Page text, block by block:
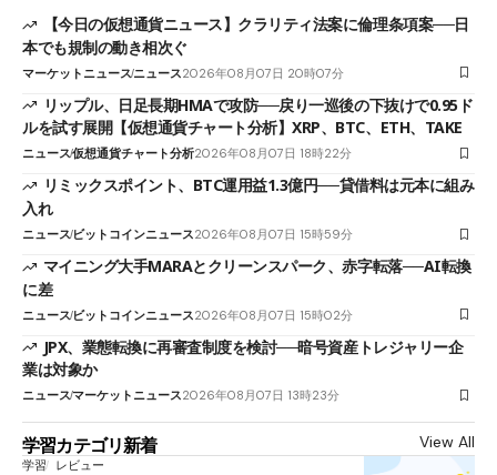
【今日の仮想通貨ニュース】クラリティ法案に倫理条項案──日
本でも規制の動き相次ぐ
マーケットニュースニュース2026年08月07日 20時07分
リップル、日足長期HMAで攻防──戻り一巡後の下抜けで0.95ド
ルを試す展開【仮想通貨チャート分析】XRP、BTC、ETH、TAKE
ニュース仮想通貨チャート分析2026年08月07日 18時22分
リミックスポイント、BTC運用益1.3億円──貸借料は元本に組み
入れ
ニュースビットコインニュース2026年08月07日 15時59分
マイニング大手MARAとクリーンスパーク、赤字転落──AI転換
に差
ニュースビットコインニュース2026年08月07日 15時02分
JPX、業態転換に再審査制度を検討──暗号資産トレジャリー企
業は対象か
ニュースマーケットニュース2026年08月07日 13時23分
学習カテゴリ新着 View All
学習 レビュー